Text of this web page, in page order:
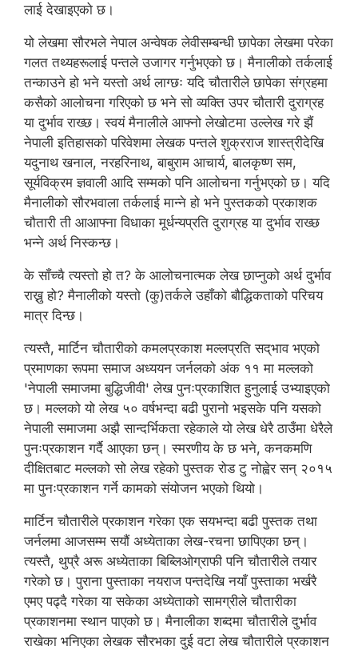
लाई देखाइएको छ।
यो लेखमा सौरभले नेपाल अन्वेषक लेवीसम्बन्धी छापेका लेखमा परेका
गलत तथ्यहरूलाई पन्तले उजागर गर्नुभएको छ। मैनालीको तर्कलाई
तन्काउने हो भने यस्तो अर्थ लाग्छः यदि चौतारीले छापेका संग्रहमा
कसैको आलोचना गरिएको छ भने सो व्यक्ति उपर चौतारी दुराग्रह
या दुर्भाव राख्छ। स्वयं मैनालीले आफ्नो लेखोटमा उल्लेख गरे झैं
नेपाली इतिहासको परिवेशमा लेखक पन्तले शुक्रराज शास्त्रीदेखि
यदुनाथ खनाल, नरहरिनाथ, बाबुराम आचार्य, बालकृष्ण सम,
सूर्यविक्रम ज्ञवाली आदि सम्मको पनि आलोचना गर्नुभएको छ। यदि
मैनालीको सौरभवाला तर्कलाई मान्ने हो भने पुस्तकको प्रकाशक
चौतारी ती आआफ्ना विधाका मूर्धन्यप्रति दुराग्रह या दुर्भाव राख्छ
भन्ने अर्थ निस्कन्छ।
के साँच्चै त्यस्तो हो त? के आलोचनात्मक लेख छाप्नुको अर्थ दुर्भाव
राख्नु हो? मैनालीको यस्तो (कु)तर्कले उहाँको बौद्धिकताको परिचय
मात्र दिन्छ।
त्यस्तै, मार्टिन चौतारीको कमलप्रकाश मल्लप्रति सद्‌भाव भएको
प्रमाणका रूपमा समाज अध्ययन जर्नलको अंक ११ मा मल्लको
'नेपाली समाजमा बुद्धिजीवी' लेख पुनःप्रकाशित हुनुलाई उभ्याइएको
छ। मल्लको यो लेख ५० वर्षभन्दा बढी पुरानो भइसके पनि यसको
नेपाली समाजमा अझै सान्दर्भिकता रहेकाले यो लेख धेरै ठाउँमा धेरैले
पुनःप्रकाशन गर्दै आएका छन्। स्मरणीय के छ भने, कनकमणि
दीक्षितबाट मल्लको सो लेख रहेको पुस्तक रोड टु नोह्वेर सन् २०१५
मा पुनःप्रकाशन गर्ने कामको संयोजन भएको थियो।
मार्टिन चौतारीले प्रकाशन गरेका एक सयभन्दा बढी पुस्तक तथा
जर्नलमा आजसम्म सयौं अध्येताका लेख-रचना छापिएका छन्।
त्यस्तै, थुप्रै अरू अध्येताका बिब्लिओग्राफी पनि चौतारीले तयार
गरेको छ। पुराना पुस्ताका नयराज पन्तदेखि नयाँ पुस्ताका भर्खरै
एमए पढ्दै गरेका या सकेका अध्येताको सामग्रीले चौतारीका
प्रकाशनमा स्थान पाएको छ। मैनालीका शब्दमा चौतारीले दुर्भाव
राखेका भनिएका लेखक सौरभका दुई वटा लेख चौतारीले प्रकाशन